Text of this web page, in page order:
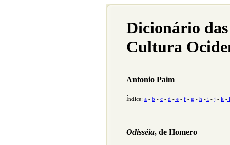
Dicionário
Cultura
Antonio Paim
Índice: a - b - c - d - e - f - g - h - i - j - k - l
Odisséia, de Homero